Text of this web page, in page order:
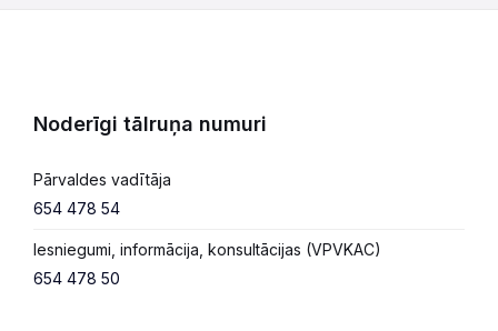
Noderīgi tālruņa numuri
Pārvaldes vadītāja
654 478 54
Iesniegumi, informācija, konsultācijas (VPVKAC)
654 478 50